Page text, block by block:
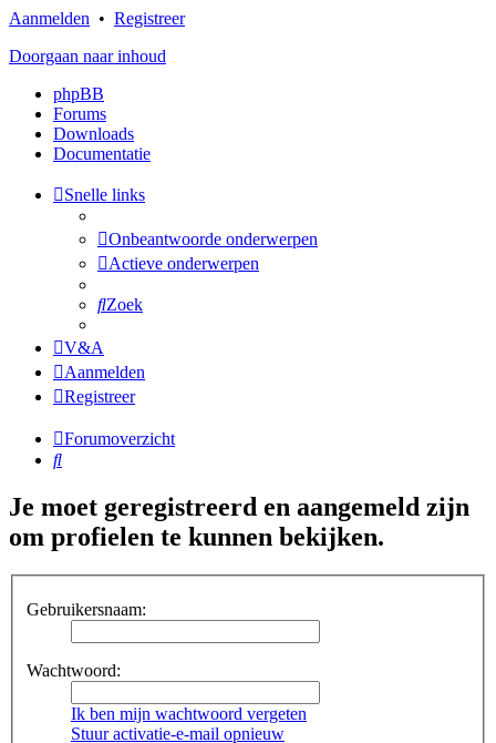
Aanmelden • Registreer
Doorgaan naar inhoud
phpBB
Forums
Downloads
Documentatie
Snelle links
Onbeantwoorde onderwerpen
Actieve onderwerpen
Zoek
V&A
Aanmelden
Registreer
Forumoverzicht
Zoek
Je moet geregistreerd en aangemeld zijn
om profielen te kunnen bekijken.
Gebruikersnaam:
Wachtwoord:
Ik ben mijn wachtwoord vergeten
Stuur activatie-e-mail opnieuw